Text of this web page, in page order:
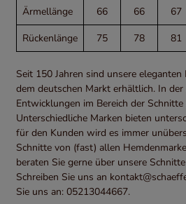
Ärmellänge
66 66 67
Rückenlänge
75 78 81
Seit 150 Jahren sind unsere
dem deutschen Markt erhältlich. In
Entwicklungen im Bereich der Schnitte
Unterschiedliche Marken bieten
für den Kunden wird es immer
Schnitte von (fast) allen
beraten Sie gerne über unsere
Schreiben Sie uns an
Sie uns an: 05213044667.